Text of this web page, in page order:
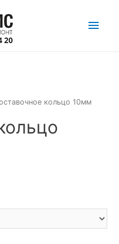
кольцо 10мм